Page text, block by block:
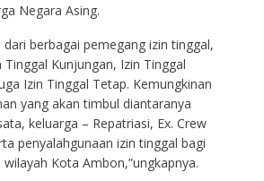
Negara Asing.
dari berbagai pemegang izin tinggal,
Tinggal Kunjungan, Izin Tinggal
Izin Tinggal Tetap. Kemungkinan
yang akan timbul diantaranya
keluarga – Repatriasi, Ex. Crew
penyalahgunaan izin tinggal bagi
Kota Ambon,”ungkapnya.